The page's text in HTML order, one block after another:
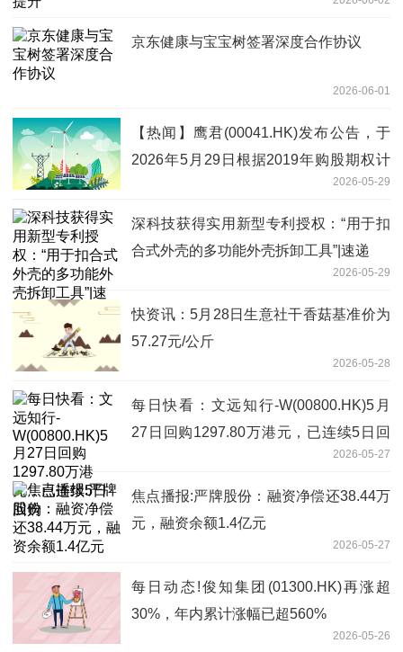
京东健康与宝宝树签署深度合作协议
2026-06-01
【热闻】鹰君(00041.HK)发布公告，于
2026年5月29日根据2019年购股期权计
划行使购股期权而发行9000股普通股股
份
2026-05-29
深科技获得实用新型专利授权：“用于扣
合式外壳的多功能外壳拆卸工具”|速递
2026-05-29
快资讯：5月28日生意社干香菇基准价为
57.27元/公斤
2026-05-28
每日快看：文远知行-W(00800.HK)5月
27日回购1297.80万港元，已连续5日回
2026-05-27
焦点播报:严牌股份：融资净偿还38.44万
元，融资余额1.4亿元
2026-05-27
每日动态!俊知集团(01300.HK)再涨超
30%，年内累计涨幅已超560%
2026-05-26